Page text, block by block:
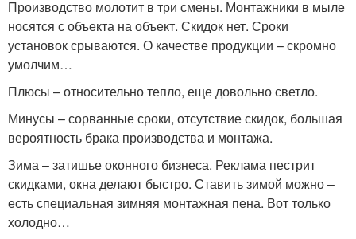
Производство молотит в три смены. Монтажники в мыле
носятся с объекта на объект. Скидок нет. Сроки
установок срываются. О качестве продукции – скромно
умолчим…
Плюсы – относительно тепло, еще довольно светло.
Минусы – сорванные сроки, отсутствие скидок, большая
вероятность брака производства и монтажа.
Зима – затишье оконного бизнеса. Реклама пестрит
скидками, окна делают быстро. Ставить зимой можно –
есть специальная зимняя монтажная пена. Вот только
холодно…